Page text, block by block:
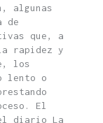
algunas
de
que, a
rapidez y
los
lento o
El
diario La